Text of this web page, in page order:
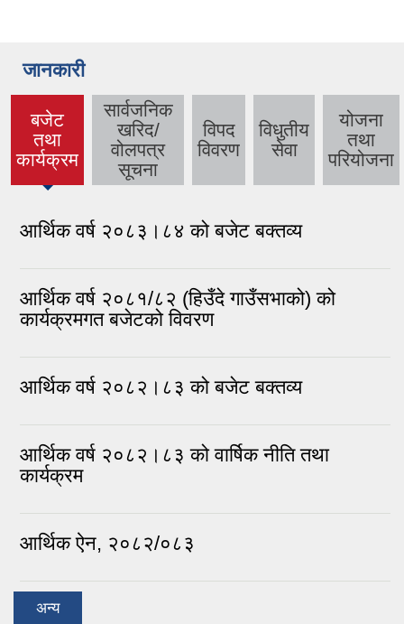
जानकारी
बजेट
तथा
कार्यक्रम
(active
tab)
सार्वजनिक
खरिद/
वोलपत्र
सूचना
विपद
विवरण
विधुतीय
सेवा
योजना
तथा
परियोजना
आर्थिक वर्ष २०८३।८४ को बजेट बक्तव्य
आर्थिक वर्ष २०८१/८२ (हिउँदे गाउँसभाको) को
कार्यक्रमगत बजेटको विवरण
आर्थिक वर्ष २०८२।८३ को बजेट बक्तव्य
आर्थिक वर्ष २०८२।८३ को वार्षिक नीति तथा
कार्यक्रम
आर्थिक ऐन, २०८२/०८३
अन्य